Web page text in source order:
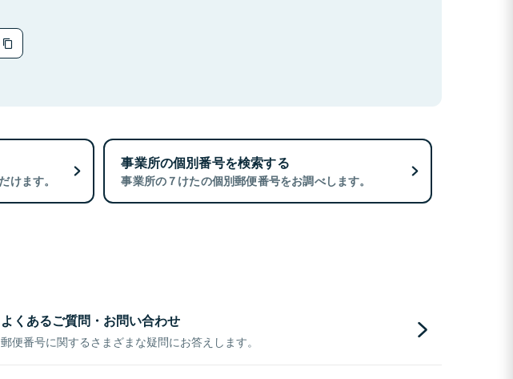
けます。
事業所の個別番号を検索する
事業所の７けたの個別郵便番号をお調べします。
よくあるご質問・お問い合わせ
郵便番号に関するさまざまな疑問にお答えします。